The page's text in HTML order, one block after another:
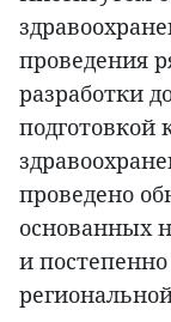
проведения
разработки
подготовкой
проведено
основанных
и